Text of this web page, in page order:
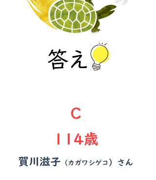
C
114歳
賀川滋子 （カガワシゲコ ）さん